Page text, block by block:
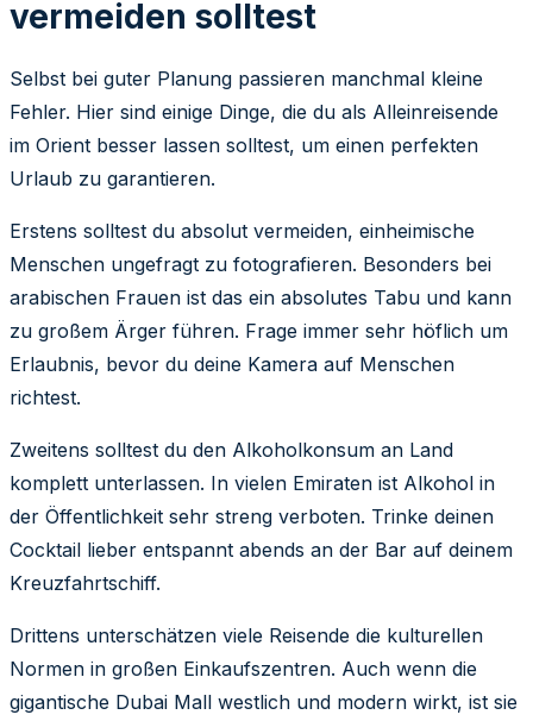
vermeiden solltest
Selbst bei guter Planung passieren manchmal kleine
Fehler. Hier sind einige Dinge, die du als Alleinreisende
im Orient besser lassen solltest, um einen perfekten
Urlaub zu garantieren.
Erstens solltest du absolut vermeiden, einheimische
Menschen ungefragt zu fotografieren. Besonders bei
arabischen Frauen ist das ein absolutes Tabu und kann
zu großem Ärger führen. Frage immer sehr höflich um
Erlaubnis, bevor du deine Kamera auf Menschen
richtest.
Zweitens solltest du den Alkoholkonsum an Land
komplett unterlassen. In vielen Emiraten ist Alkohol in
der Öffentlichkeit sehr streng verboten. Trinke deinen
Cocktail lieber entspannt abends an der Bar auf deinem
Kreuzfahrtschiff.
Drittens unterschätzen viele Reisende die kulturellen
Normen in großen Einkaufszentren. Auch wenn die
gigantische Dubai Mall westlich und modern wirkt, ist sie